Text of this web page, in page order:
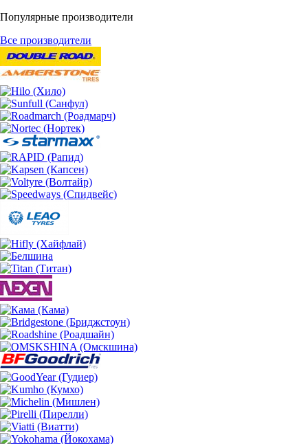
Популярные производители
Все производители